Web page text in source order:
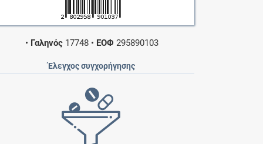
• Γαληνός17748 • ΕΟΦ 295890103
Έλεγχος συγχορήγησης